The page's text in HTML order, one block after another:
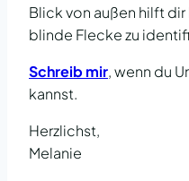
Blick von außen hilft
blinde Flecke zu
Schreib mir, wenn du
kannst.
Herzlichst,
Melanie